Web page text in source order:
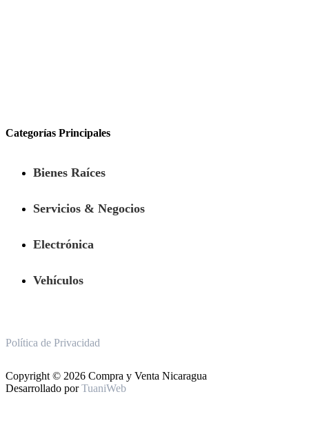
Categorías Principales
Bienes Raíces
Servicios & Negocios
Electrónica
Vehículos
Política de Privacidad
Copyright © 2026 Compra y Venta Nicaragua
Desarrollado porTuaniWeb